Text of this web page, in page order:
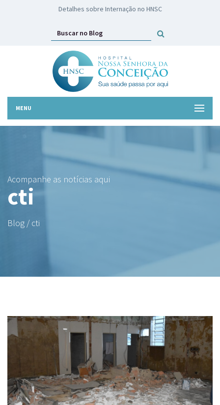
HNSC lança campanha Troco Solidário
MENU
Acompanhe as notícias aqui
cti
Blog / cti